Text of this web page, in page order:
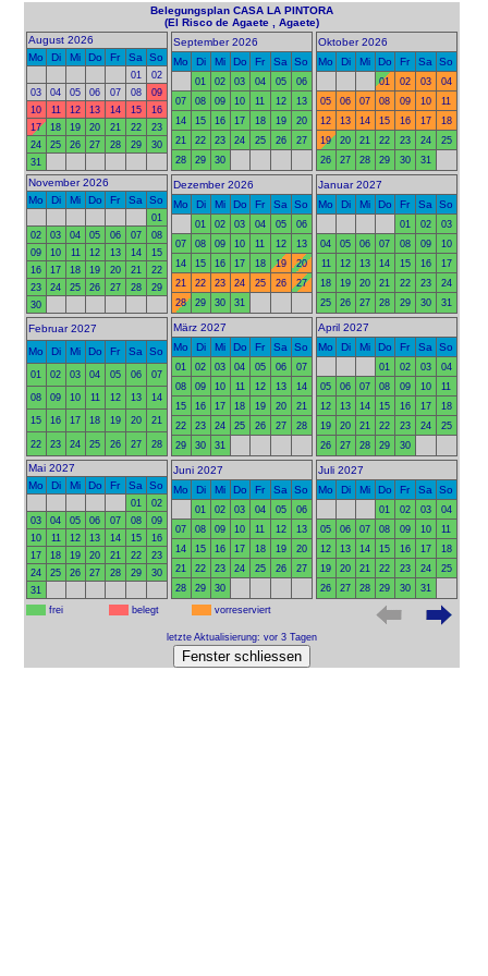
Belegungsplan CASA LA PINTORA
(El Risco de Agaete , Agaete)
August 2026
Mo
Di Mi Do Fr Sa So
01
02
03
04 05 06 07 08
09
10
11 12 13 14 15
16
17
18 19 20 21 22
23
24
25 26 27 28 29
30
31
September 2026
Mo
Di Mi Do Fr Sa So
01
02 03 04 05
06
07
08 09 10 11 12
13
14
15 16 17 18 19
20
21
22 23 24 25 26
27
28
29 30
Oktober 2026
Mo
Di Mi Do Fr Sa So
01
02 03
04
05
06 07 08 09 10
11
12
13 14 15 16 17
18
19
20 21 22 23 24
25
26
27 28 29 30
31
November 2026
Mo
Di Mi Do Fr Sa So
01
02
03 04 05 06 07
08
09
10 11 12 13 14
15
16
17 18 19 20 21
22
23
24 25 26 27 28
29
30
Dezember 2026
Mo
Di Mi Do Fr Sa So
01
02 03 04 05
06
07
08 09 10 11 12
13
14
15 16 17 18 19
20
21
22 23 24 25 26
27
28
29 30 31
Januar 2027
Mo
Di Mi Do Fr Sa So
01
02
03
04
05 06 07 08 09
10
11
12 13 14 15 16
17
18
19 20 21 22 23
24
25
26 27 28 29 30 31
Februar 2027
Mo
Di Mi Do Fr Sa So
01
02 03 04 05 06
07
08
09 10 11 12 13
14
15
16 17 18 19 20
21
22
23 24 25 26 27 28
März 2027
Mo
Di Mi Do Fr Sa So
01
02 03 04 05 06
07
08
09 10 11 12 13
14
15
16 17 18 19 20
21
22
23 24 25 26 27
28
29
30 31
April 2027
Mo
Di Mi Do Fr Sa So
01
02 03
04
05
06 07 08 09 10
11
12
13 14 15 16 17
18
19
20 21 22 23 24
25
26
27 28 29
30
Mai 2027
Mo
Di Mi Do Fr Sa So
01
02
03
04 05 06 07 08
09
10
11 12 13 14 15
16
17
18 19 20 21 22
23
24
25 26 27 28 29
30
31
Juni 2027
Mo
Di Mi Do Fr Sa So
01
02 03 04 05
06
07
08 09 10 11 12
13
14
15 16 17 18 19
20
21
22 23 24 25 26
27
28
29 30
Juli 2027
Mo
Di Mi Do Fr Sa So
01
02 03
04
05
06 07 08 09 10
11
12
13 14 15 16 17
18
19
20 21 22 23 24
25
26
27 28 29 30 31
frei belegt vorreserviert
letzte Aktualisierung: vor 3 Tagen